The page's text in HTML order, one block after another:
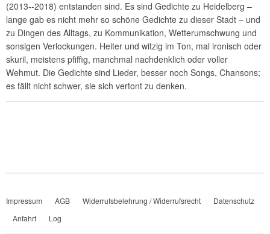
(2013--2018) entstanden sind. Es sind Gedichte zu Heidelberg –
lange gab es nicht mehr so schöne Gedichte zu dieser Stadt – und
zu Dingen des Alltags, zu Kommunikation, Wetterumschwung und
sonsigen Verlockungen. Heiter und witzig im Ton, mal ironisch oder
skuril, meistens pfiffig, manchmal nachdenklich oder voller
Wehmut. Die Gedichte sind Lieder, besser noch Songs, Chansons;
es fällt nicht schwer, sie sich vertont zu denken.
Impressum AGB Widerrufsbelehrung / Widerrufsrecht
Datenschutz
Anfahrt
Log